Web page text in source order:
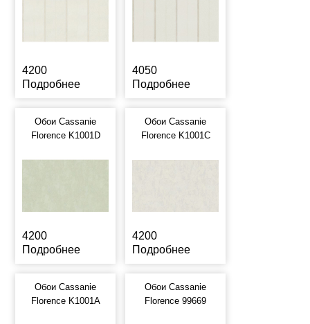
4200
Подробнее
4050
Подробнее
Обои Cassanie
Florence K1001D
4200
Подробнее
Обои Cassanie
Florence K1001C
4200
Подробнее
Обои Cassanie
Florence K1001A
Обои Cassanie
Florence 99669